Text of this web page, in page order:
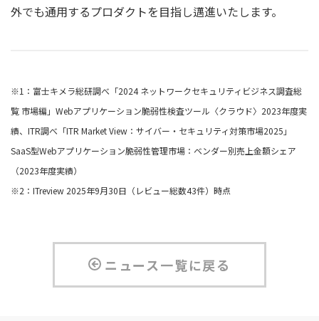
外でも通⽤するプロダクトを⽬指し邁進いたします。
※1：富士キメラ総研調べ「2024 ネットワークセキュリティビジネス調査総
覧 市場編」Webアプリケーション脆弱性検査ツール〈クラウド〉2023年度実
績、ITR調べ「ITR Market View：サイバー・セキュリティ対策市場2025」
SaaS型Webアプリケーション脆弱性管理市場：ベンダー別売上金額シェア
（2023年度実績）
※2：ITreview 2025年9月30日（レビュー総数43件）時点
ニュース一覧に戻る